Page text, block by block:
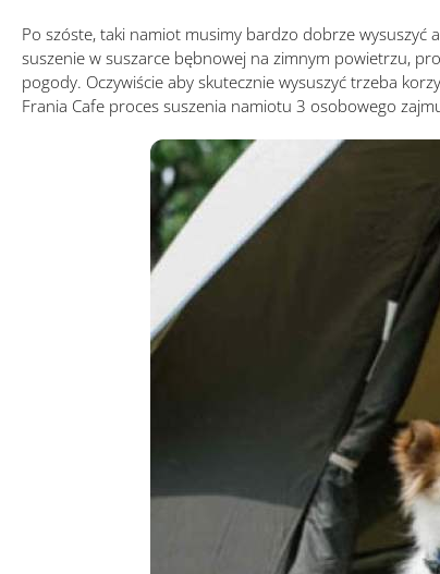
Po szóste, taki namiot musimy bardzo dobrze wysuszyć
suszenie w suszarce bębnowej na zimnym powietrzu,
pogody. Oczywiście aby skutecznie wysuszyć trzeba
Frania Cafe proces suszenia namiotu 3 osobowego